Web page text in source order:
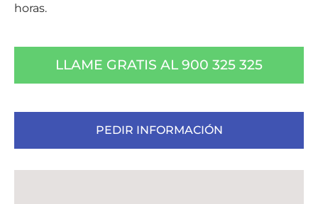
horas.
LLAME GRATIS AL 900 325 325
PEDIR INFORMACIÓN